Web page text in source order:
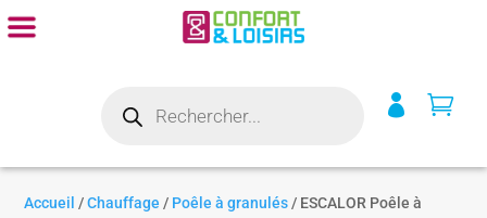
produits
 
Accueil /Chauffage / Poêle à granulés / ESCALOR Poêle à